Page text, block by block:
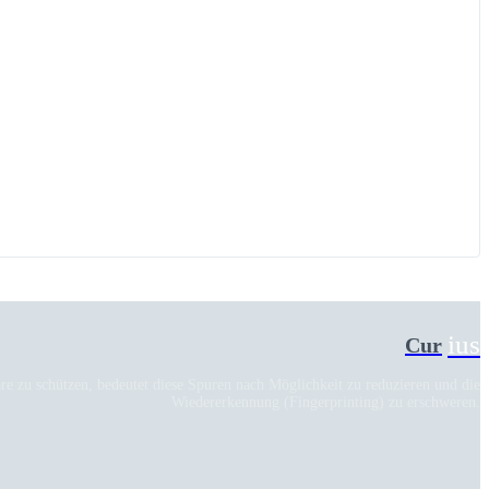
Cur ius